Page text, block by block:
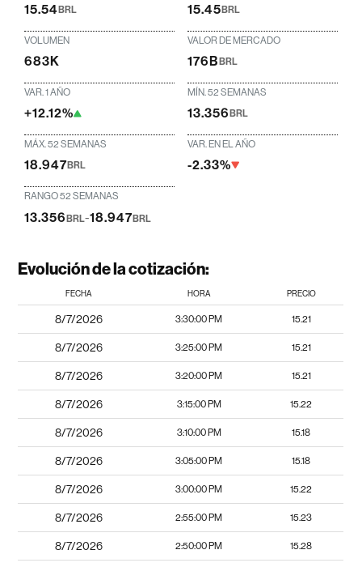
15.54BRL 15.45BRL
VOLUMEN
683K
VALOR DE MERCADO
176BBRL
VAR. 1 AÑO
+12.12%
MÍN. 52 SEMANAS
13.356BRL
MÁX. 52 SEMANAS
18.947BRL
VAR. EN EL AÑO
-2.33%
RANGO 52 SEMANAS
13.356BRL-18.947BRL
Evolución de la cotización:
FECHA HORA PRECIO
8/7/2026 3:30:00 PM 15.21
8/7/2026 3:25:00 PM 15.21
8/7/2026 3:20:00 PM 15.21
8/7/2026 3:15:00 PM 15.22
8/7/2026 3:10:00 PM 15.18
8/7/2026 3:05:00 PM 15.18
8/7/2026 3:00:00 PM 15.22
8/7/2026 2:55:00 PM 15.23
8/7/2026 2:50:00 PM 15.28